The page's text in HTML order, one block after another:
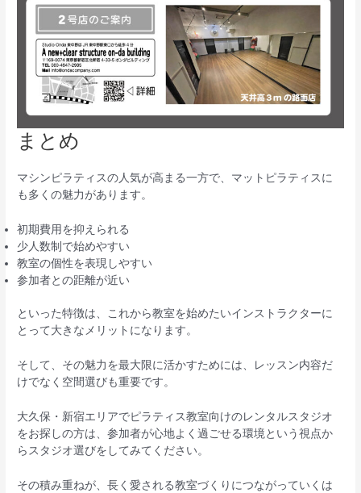
まとめ
マシンピラティスの人気が高まる一方で、マットピラティスに
も多くの魅力があります。
初期費用を抑えられる
少人数制で始めやすい
教室の個性を表現しやすい
参加者との距離が近い
といった特徴は、これから教室を始めたいインストラクターに
とって大きなメリットになります。
そして、その魅力を最大限に活かすためには、レッスン内容だ
けでなく空間選びも重要です。
大久保・新宿エリアでピラティス教室向けのレンタルスタジオ
をお探しの方は、参加者が心地よく過ごせる環境という視点か
らスタジオ選びをしてみてください。
その積み重ねが、長く愛される教室づくりにつながっていくは